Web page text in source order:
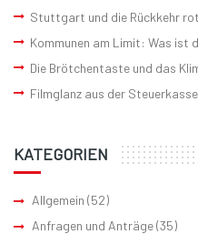
Stuttgart und die Rückkehr
Kommunen am Limit: Was ist
Die Brötchentaste und das
Filmglanz aus der
KATEGORIEN
Allgemein (52)
Anfragen und Anträge(35)